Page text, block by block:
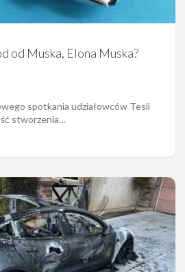
od Muska, Elona Muska?
spotkania udziałowców Tesli
stworzenia…